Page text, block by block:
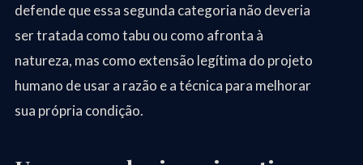
defende que essa segunda categoria não deveria
ser tratada como tabu ou como afronta à
natureza, mas como extensão legítima do projeto
humano de usar a razão e a técnica para melhorar
sua própria condição.